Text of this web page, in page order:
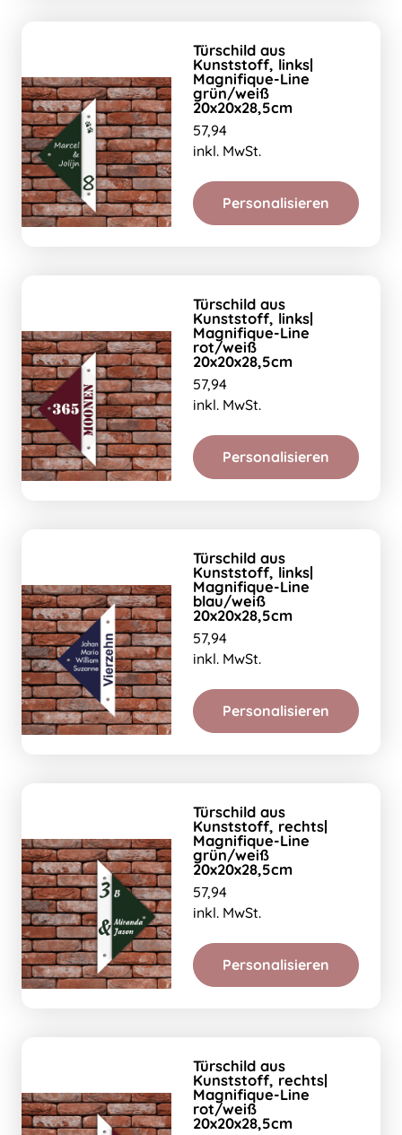
Türschild aus
Kunststoff, links|
Magnifique-Line
grün/weiß
20x20x28,5cm
57,94
inkl. MwSt.
Personalisieren
Türschild aus
Kunststoff, links|
Magnifique-Line
rot/weiß
20x20x28,5cm
57,94
inkl. MwSt.
Personalisieren
Türschild aus
Kunststoff, links|
Magnifique-Line
blau/weiß
20x20x28,5cm
57,94
inkl. MwSt.
Personalisieren
Türschild aus
Kunststoff, rechts|
Magnifique-Line
grün/weiß
20x20x28,5cm
57,94
inkl. MwSt.
Personalisieren
Türschild aus
Kunststoff, rechts|
Magnifique-Line
rot/weiß
20x20x28,5cm